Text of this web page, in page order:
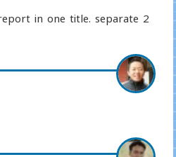
in one title. separate 2